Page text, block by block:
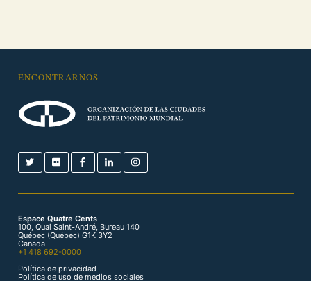
ENCONTRARNOS
Espace Quatre Cents
100, Quai Saint-André, Bureau 140
Québec (Québec) G1K 3Y2
Canada
+1 418 692-0000
Política de privacidad
Política de uso de medios sociales